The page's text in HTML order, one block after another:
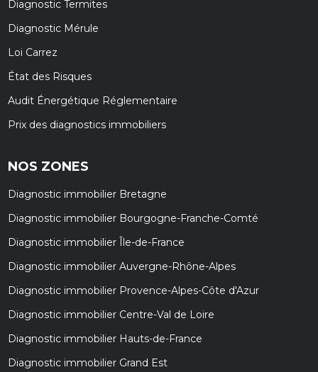
Diagnostic Termites
Diagnostic Mérule
Loi Carrez
État des Risques
Audit Énergétique Réglementaire
Prix des diagnostics immobiliers
NOS ZONES
Diagnostic immobilier Bretagne
Diagnostic immobilier Bourgogne-Franche-Comté
Diagnostic immobilier Île-de-France
Diagnostic immobilier Auvergne-Rhône-Alpes
Diagnostic immobilier Provence-Alpes-Côte d'Azur
Diagnostic immobilier Centre-Val de Loire
Diagnostic immobilier Hauts-de-France
Diagnostic immobilier Grand Est